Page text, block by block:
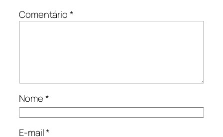
Comentário*
Nome*
E-mail*